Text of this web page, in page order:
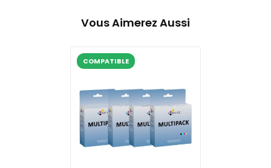
Vous Aimerez Aussi
COMPATIBLE